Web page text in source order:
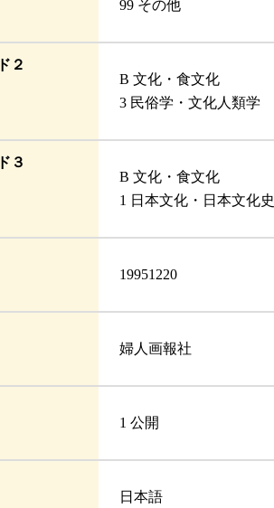
99 その他
２
B 文化・食文化
3 民俗学・文化人類学
３
B 文化・食文化
1 日本文化・日本文化史
19951220
婦人画報社
1 公開
日本語